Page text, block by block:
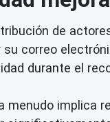
de
su correo
durante el
menudo implica